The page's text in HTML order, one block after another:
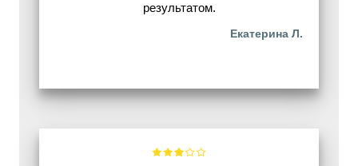
результатом.
Екатерина Л.